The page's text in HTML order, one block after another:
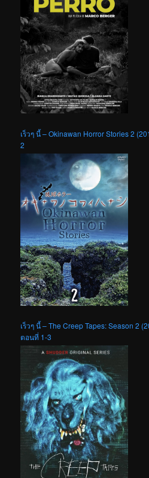
เร็วๆ นี้ – Okinawan Horror Stories 2
2
เร็วๆ นี้ – The Creep Tapes: Season 2
ตอนที่ 1-3